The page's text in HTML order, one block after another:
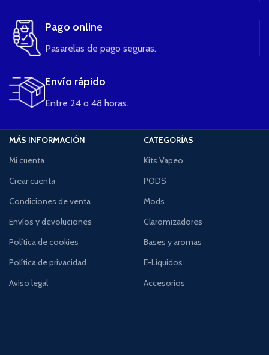
Pago online
Pasarelas de pago seguras.
Envío rápido
Entre 24 o 48 horas.
MÁS INFORMACIÓN
Mi cuenta
Crear cuenta
Condiciones de venta
Envíos y devoluciones
Política de cookies
Política de privacidad
Aviso legal
CATEGORÍAS
Kits Vapeo
PODS
Mods
Claromizadores
Bases y aromas
E-Líquidos
Accesorios